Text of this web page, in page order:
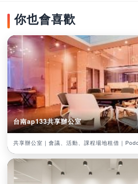
你也會喜歡
台南ap133共享辦公室
共享辦公室｜會議、活動、課程場地租借｜